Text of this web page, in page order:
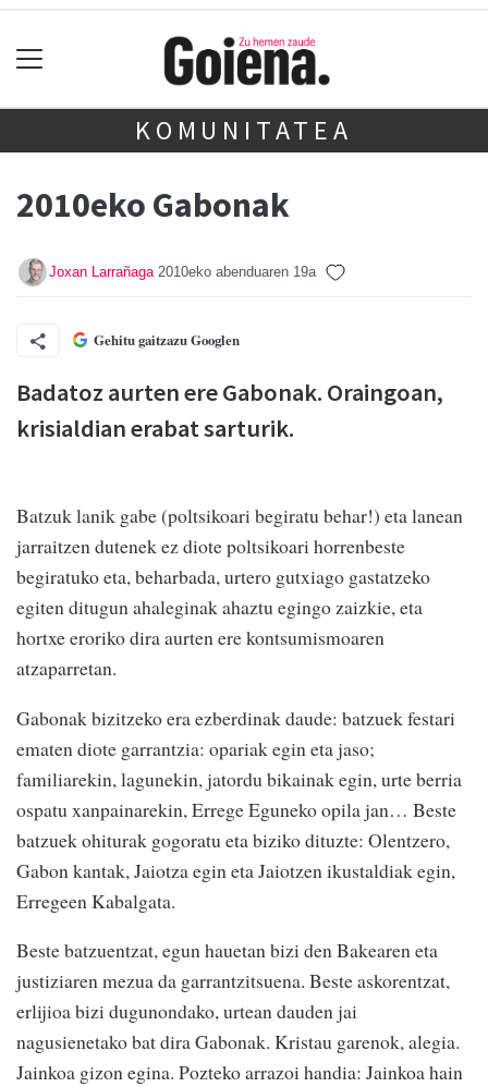
KOMUNITATEA
2010eko Gabonak
Joxan Larrañaga 2010eko abenduaren 19a
Gehitu gaitzazu Googlen
Badatoz aurten ere Gabonak. Oraingoan,
krisialdian erabat sarturik.
Batzuk lanik gabe (poltsikoari begiratu behar!) eta lanean
jarraitzen dutenek ez diote poltsikoari horrenbeste
begiratuko eta, beharbada, urtero gutxiago gastatzeko
egiten ditugun ahaleginak ahaztu egingo zaizkie, eta
hortxe eroriko dira aurten ere kontsumismoaren
atzaparretan.
Gabonak bizitzeko era ezberdinak daude: batzuek festari
ematen diote garrantzia: opariak egin eta jaso;
familiarekin, lagunekin, jatordu bikainak egin, urte berria
ospatu xanpainarekin, Errege Eguneko opila jan… Beste
batzuek ohiturak gogoratu eta biziko dituzte: Olentzero,
Gabon kantak, Jaiotza egin eta Jaiotzen ikustaldiak egin,
Erregeen Kabalgata.
Beste batzuentzat, egun hauetan bizi den Bakearen eta
justiziaren mezua da garrantzitsuena. Beste askorentzat,
erlijioa bizi dugunondako, urtean dauden jai
nagusienetako bat dira Gabonak. Kristau garenok, alegia.
Jainkoa gizon egina. Pozteko arrazoi handia: Jainkoa hain